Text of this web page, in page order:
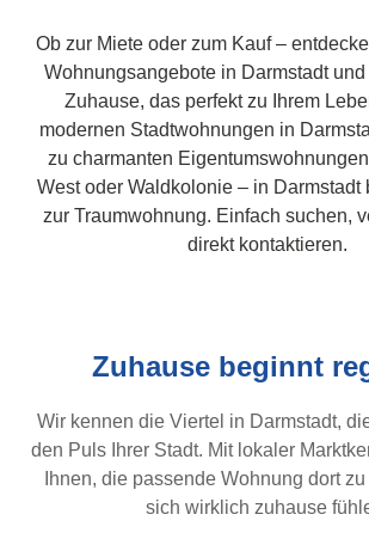
Ob zur Miete oder zum Kauf –
Wohnungsangebote in Darmstadt
Zuhause, das perfekt zu Ihrem
modernen Stadtwohnungen in
zu charmanten
West oder Waldkolonie – in Darmstadt
zur Traumwohnung. Einfach suchen,
direkt kontaktieren.
Zuhause beginnt
Wir kennen die Viertel in Darmstadt,
den Puls Ihrer Stadt. Mit lokaler
Ihnen, die passende Wohnung dort
sich wirklich zuhause